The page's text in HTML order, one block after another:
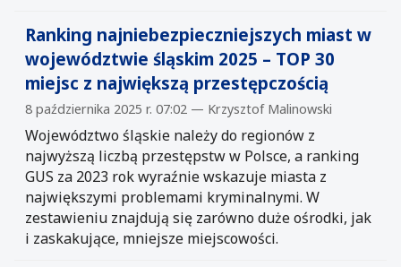
Ranking najniebezpieczniejszych miast w
województwie śląskim 2025 – TOP 30
miejsc z największą przestępczością
8 października 2025 r. 07:02 — Krzysztof Malinowski
Województwo śląskie należy do regionów z
najwyższą liczbą przestępstw w Polsce, a ranking
GUS za 2023 rok wyraźnie wskazuje miasta z
największymi problemami kryminalnymi. W
zestawieniu znajdują się zarówno duże ośrodki, jak
i zaskakujące, mniejsze miejscowości.